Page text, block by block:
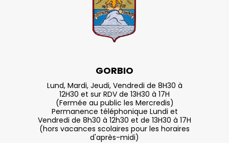
GORBIO
Lund, Mardi, Jeudi, Vendredi de 8H30 à
12H30 et sur RDV de 13H30 à 17H
(Fermée au public les Mercredis)
Permanence téléphonique Lundi et
Vendredi de 8h30 à 12h30 et de 13H30 à 17H
(hors vacances scolaires pour les horaires
d'après-midi)